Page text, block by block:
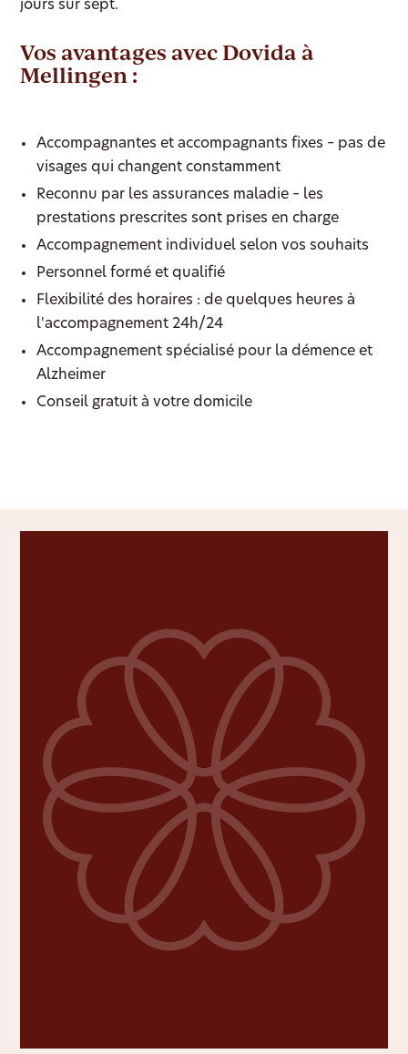
jours sur sept.
Vos avantages avec Dovida à
Mellingen :
Accompagnantes et accompagnants fixes – pas de
visages qui changent constamment
Reconnu par les assurances maladie – les
prestations prescrites sont prises en charge
Accompagnement individuel selon vos souhaits
Personnel formé et qualifié
Flexibilité des horaires : de quelques heures à
l'accompagnement 24h/24
Accompagnement spécialisé pour la démence et
Alzheimer
Conseil gratuit à votre domicile